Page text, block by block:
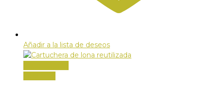
Añadir a la lista de deseos